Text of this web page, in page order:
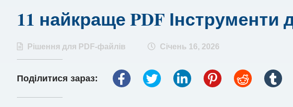
11 найкраще PDF
Рішення для PDF-файлів Січень 16, 2026
Поділитися зараз: